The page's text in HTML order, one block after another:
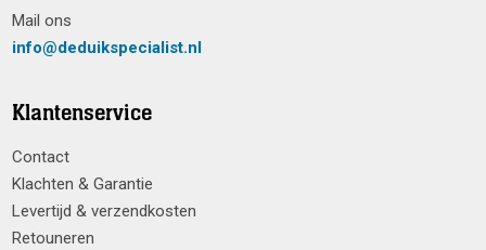
Mail ons
info@deduikspecialist.nl
Klantenservice
Contact
Klachten & Garantie
Levertijd & verzendkosten
Retouneren